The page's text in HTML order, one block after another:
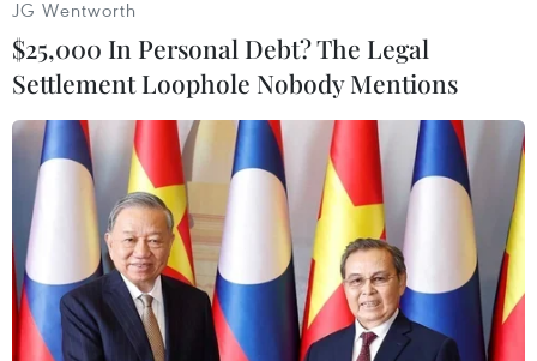
JG Wentworth
$25,000 In Personal Debt? The Legal
Settlement Loophole Nobody Mentions